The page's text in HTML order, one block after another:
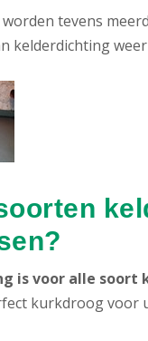
tevens
kelderdichting
is voor alle soort
kurkdroog voor